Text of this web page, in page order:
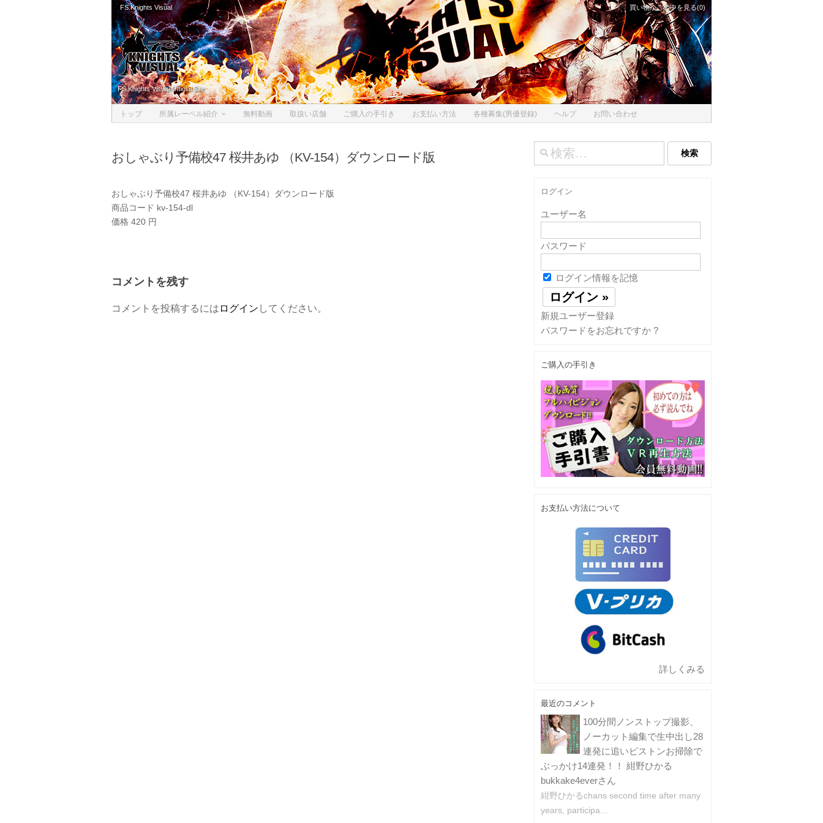
FS.Knights Visual 買い物かごの中を見る(0)
FS.Knights Visual Official Site
トップ 所属レーベル紹介 無料動画 取扱い店舗 ご購入の手引き お支払い方法 各種募集(男優登録) ヘルプ お問い合わせ
おしゃぶり予備校47 桜井あゆ （KV-154）ダウンロード版
おしゃぶり予備校47 桜井あゆ （KV-154）ダウンロード版
商品コード kv-154-dl
価格 420 円
コメントを残す
コメントを投稿するには ログイン してください。
検
索:
ログイン
ユーザー名
パスワード
ログイン情報を記憶
新規ユーザー登録
パスワードをお忘れですか ?
ご購入の手引き
お支払い方法について
詳しくみる
最近のコメント
100分間ノンストップ撮影、
ノーカット編集で生中出し28
連発に追いピストンお掃除で
ぶっかけ14連発！！ 紺野ひかる
bukkake4everさん
紺野ひかるchans second time after many
years, participa...